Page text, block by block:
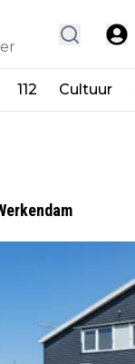
112 Cultuur